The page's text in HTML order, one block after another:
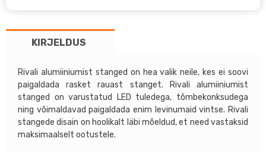
Rival
alumiiniumist
kogus
KIRJELDUS
Rivali alumiiniumist stanged on hea valik neile, kes ei soovi
paigaldada rasket rauast stanget. Rivali alumiiniumist
stanged on varustatud LED tuledega, tõmbekonksudega
ning võimaldavad paigaldada enim levinumaid vintse. Rivali
stangede disain on hoolikalt läbi mõeldud, et need vastaksid
maksimaalselt ootustele.